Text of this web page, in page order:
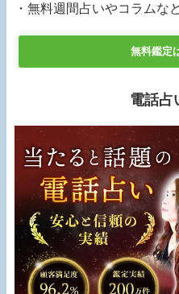
・無料週間占いやコラムな
無料鑑定
電話占